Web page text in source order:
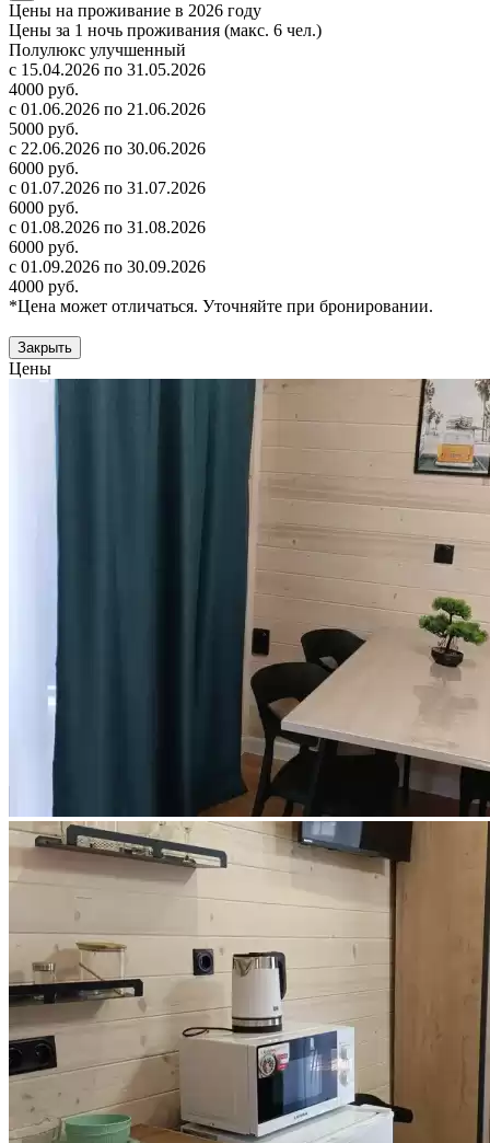
Цены на проживание в 2026 году
Цены за 1 ночь проживания (макс. 6 чел.)
Полулюкс улучшенный
с 15.04.2026 по 31.05.2026
4000 руб.
с 01.06.2026 по 21.06.2026
5000 руб.
с 22.06.2026 по 30.06.2026
6000 руб.
с 01.07.2026 по 31.07.2026
6000 руб.
с 01.08.2026 по 31.08.2026
6000 руб.
с 01.09.2026 по 30.09.2026
4000 руб.
*Цена может отличаться. Уточняйте при бронировании.
Закрыть
Цены